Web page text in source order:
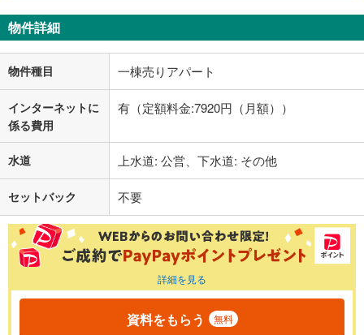
物件詳細
物件種目 一棟売りアパート
インターネットに
係る費用
有（定額料金:7920円（月額））
水道 上水道: 公営、下水道: その他
セットバック 不要
詳細を見る
資料をもらう 無料